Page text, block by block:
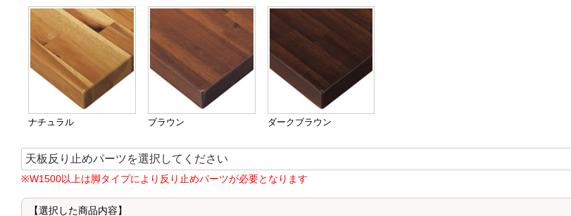
ナチュラル ブラウン ダークブラウン
※W1500以上は脚タイプにより反り止めパーツが必要となります
【選択した商品内容】